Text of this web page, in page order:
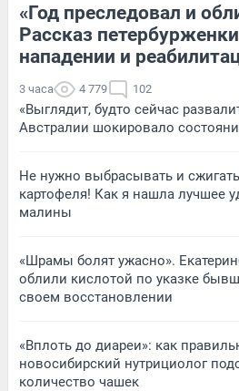
«Год преследовал и
Рассказ
нападении и
3 часа 4 779 102
«Выглядит, будто сейчас
Австралии шокировало
Не нужно выбрасывать и
картофеля! Как я нашла лучшее
малины
«Шрамы болят ужасно».
облили кислотой по указке
своем восстановлении
«Вплоть до диареи»: как
новосибирский нутрициолог
количество чашек